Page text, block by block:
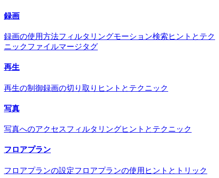
録画
録画の使用方法フィルタリングモーション検索 ヒントとテク
ニックファイルマージタグ
再生
再生の制御録画の切り取り ヒントとテクニック
写真
写真へのアクセスフィルタリングヒントとテクニック
フロアプラン
フロアプランの設定フロアプランの使用 ヒントとトリック